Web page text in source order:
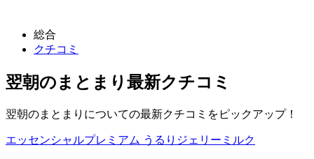
総合
クチコミ
翌朝のまとまり 最新クチコミ
翌朝のまとまりについての最新クチコミをピックアップ！
エッセンシャルプレミアム うるりジェリーミルク